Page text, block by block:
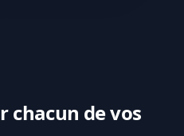
chacun de vos